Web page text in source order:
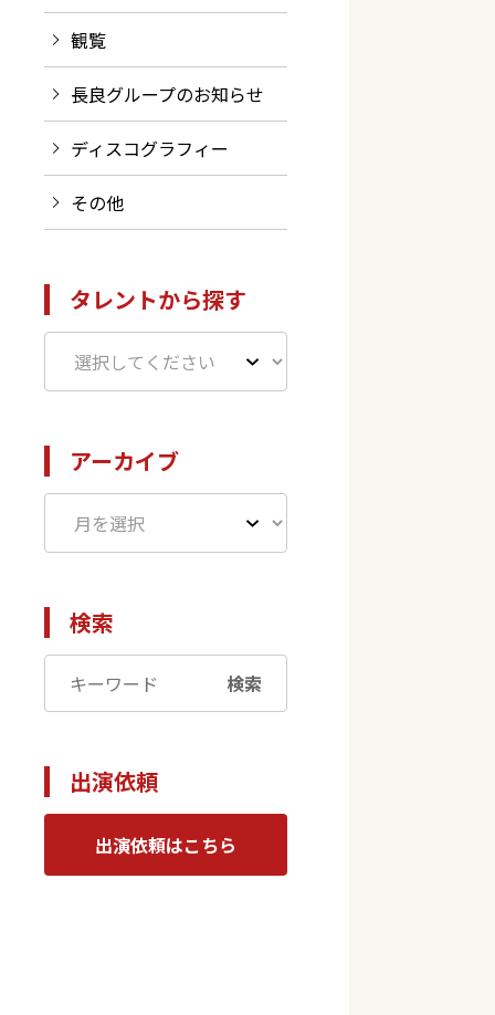
観覧
長良グループのお知らせ
ディスコグラフィー
その他
タレントから探す
アーカイブ
検索
検索
出演依頼
出演依頼はこちら